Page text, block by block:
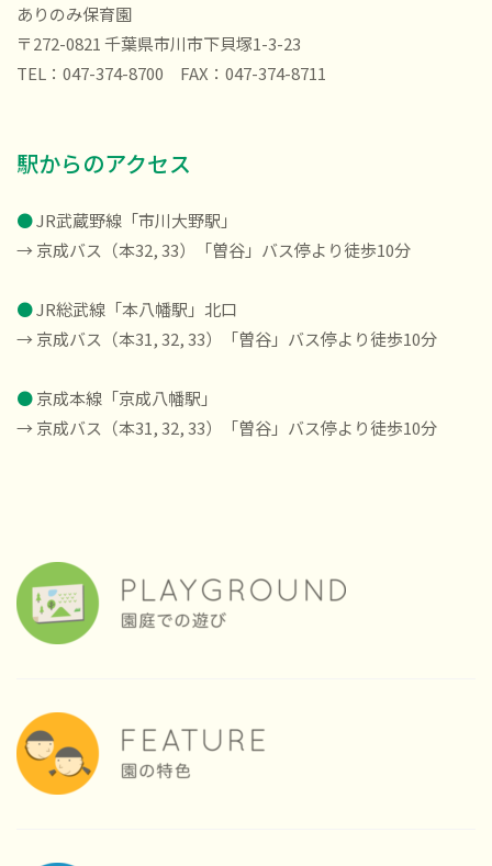
ありのみ保育園
〒272-0821 千葉県市川市下貝塚1-3-23
TEL：047-374-8700 FAX：047-374-8711
駅からのアクセス
●JR武蔵野線「市川大野駅」
→ 京成バス（本32, 33）「曽谷」バス停より徒歩10分
●JR総武線「本八幡駅」北口
→ 京成バス（本31, 32, 33）「曽谷」バス停より徒歩10分
●京成本線「京成八幡駅」
→ 京成バス（本31, 32, 33）「曽谷」バス停より徒歩10分